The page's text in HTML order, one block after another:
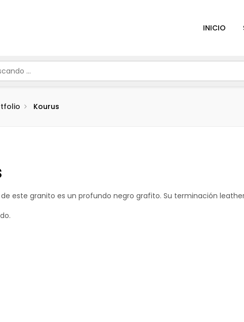
INICIO
Kourus
de este granito es un profundo negro grafito. Su terminación